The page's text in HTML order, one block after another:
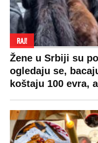
RAJ!
Žene u Srbiji su
ogledaju se,
koštaju 100 evra,